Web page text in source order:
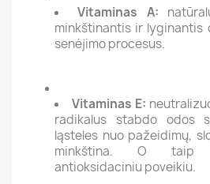
Vitaminas A:
minkštinantis ir
senėjimo procesus.
Vitaminas E:
radikalus stabdo odos
ląsteles nuo pažeidimų,
minkština. O taip
antioksidaciniu poveikiu.